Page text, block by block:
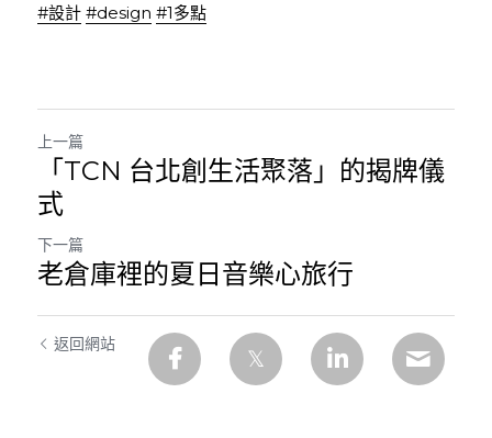
#設計 #design #1多點
上一篇
「TCN 台北創生活聚落」的揭牌儀
式
下一篇
老倉庫裡的夏日音樂心旅行
返回網站